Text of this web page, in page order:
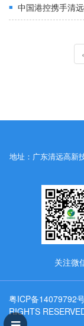
■ 中国港控携手清远金
地址：广东清远高新
关注微
粤ICP备14079792
RIGHTS